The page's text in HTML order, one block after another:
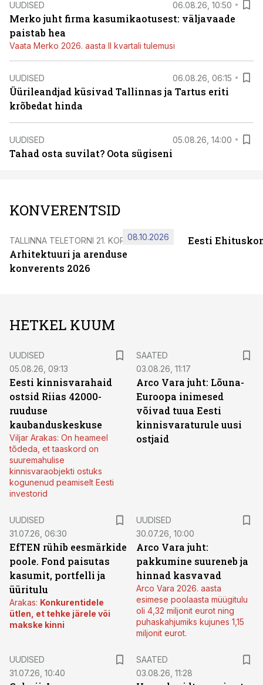
UUDISED 06.08.26, 10:50
Merko juht firma kasumikaotusest: väljavaade
paistab hea
Vaata Merko 2026. aasta II kvartali tulemusi
UUDISED 06.08.26, 06:15
Üürileandjad küsivad Tallinnas ja Tartus eriti
krõbedat hinda
UUDISED 05.08.26, 14:00
Tahad osta suvilat? Oota sügiseni
KONVERENTSID
TALLINNA TELETORNI 21. KORRUSEL
Arhitektuuri ja arenduse
konverents 2026
08.10.2026 Eesti
HETKEL KUUM
UUDISED
05.08.26, 09:13
Eesti kinnisvarahaid
ostsid Riias 42000-
ruuduse
kaubanduskeskuse
Viljar Arakas: On heameel
tõdeda, et taaskord on
suuremahulise
kinnisvaraobjekti ostuks
kogunenud peamiselt Eesti
investorid
SAATED
03.08.26, 11:17
Arco Vara juht: Lõuna-
Euroopa inimesed
võivad tuua Eesti
kinnisvaraturule uusi
ostjaid
UUDISED
31.07.26, 06:30
EfTEN rühib eesmärkide
poole. Fond paisutas
kasumit, portfelli ja
üüritulu
Arakas: Konkurentidele
ütlen, et tehke järele või
makske kinni
UUDISED
30.07.26, 10:00
Arco Vara juht:
pakkumine suureneb ja
hinnad kasvavad
Arco Vara 2026. aasta
esimese poolaasta müügitulu
oli 4,32 miljonit eurot ning
puhaskahjumiks kujunes 1,15
miljonit eurot.
UUDISED
31.07.26, 10:40
SAATED
03.08.26, 11:28